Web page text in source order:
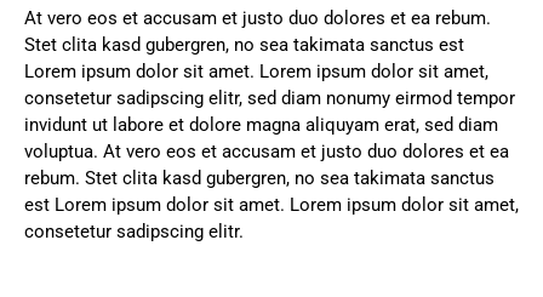
At vero eos et accusam et justo duo dolores et ea rebum.
Stet clita kasd gubergren, no sea takimata sanctus est
Lorem ipsum dolor sit amet. Lorem ipsum dolor sit amet,
consetetur sadipscing elitr, sed diam nonumy eirmod tempor
invidunt ut labore et dolore magna aliquyam erat, sed diam
voluptua. At vero eos et accusam et justo duo dolores et ea
rebum. Stet clita kasd gubergren, no sea takimata sanctus
est Lorem ipsum dolor sit amet. Lorem ipsum dolor sit amet,
consetetur sadipscing elitr.